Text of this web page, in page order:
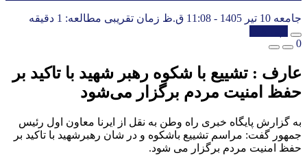
جامعه 10 تیر 1405 - 11:08 ق.ظ
زمان تقریبی مطالعه: 1 دقیقه
0
عارف : تشییع با شکوه رهبر شهید با تاکید بر
حفظ امنیت مردم برگزار می‌شود
به گزارش پایگاه خبری راه وطن به نقل از ایرنا معاون اول رئیس
جمهور گفت: مراسم تشییع باشکوه و در شان رهبرشهید با تاکید بر
حفظ امنیت مردم برگزار می شود.